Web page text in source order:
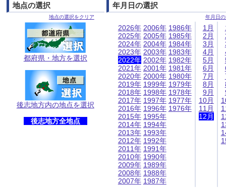
地点の選択
地点の選択をクリア
都府県・地方を選択
後志地方内の地点を選択
後志地方全地点
年月日の選択
年月日
2026年
2025年
2024年
2023年
2022年
2021年
2020年
2019年
2018年
2017年
2016年
2015年
2014年
2013年
2012年
2011年
2010年
2009年
2008年
2007年
2006年
2005年
2004年
2003年
2002年
2001年
2000年
1999年
1998年
1997年
1996年
1995年
1994年
1993年
1992年
1991年
1990年
1989年
1988年
1987年
1986年
1985年
1984年
1983年
1982年
1981年
1980年
1979年
1978年
1977年
1976年
1月
2月
3月
4月
5月
6月
7月
8月
9月
10月
11月
12月